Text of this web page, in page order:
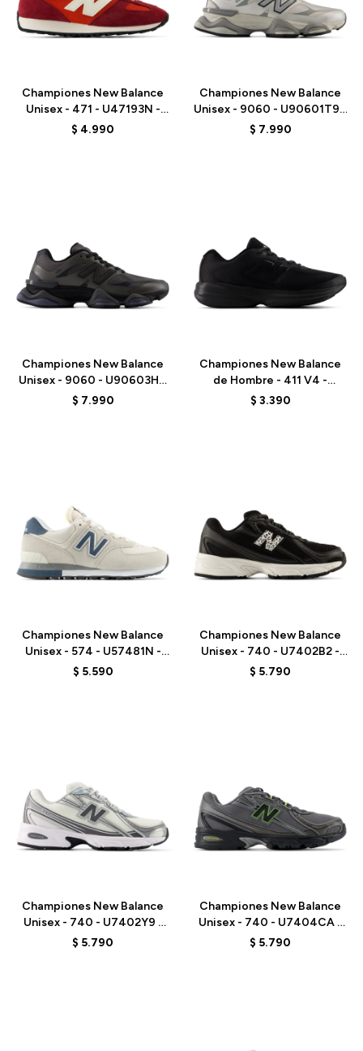
Championes New Balance
Unisex - 471 - U47193N -
RED
$ 4.990
Championes New Balance
Unisex - 9060 - U90601T9 -
GREY
$ 7.990
Championes New Balance
Unisex - 9060 - U90603HG
- BLACK
$ 7.990
Championes New Balance
de Hombre - 411 V4 -
M4115VI - BLACK
$ 3.390
Championes New Balance
Unisex - 574 - U57481N -
GREY/BLUE
$ 5.590
Championes New Balance
Unisex - 740 - U7402B2 -
BLACK
$ 5.790
Championes New Balance
Unisex - 740 - U7402Y9 -
WHITE/GREY
$ 5.790
Championes New Balance
Unisex - 740 - U7404CA -
GREY
$ 5.790